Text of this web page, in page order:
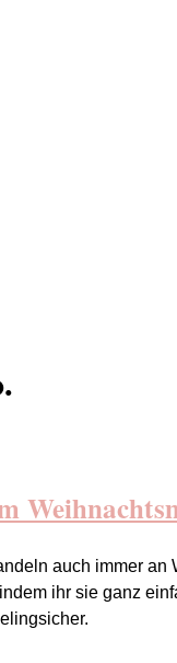
auch immer
ihr sie ganz